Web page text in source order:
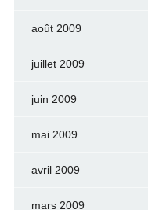
août 2009
juillet 2009
juin 2009
mai 2009
avril 2009
mars 2009